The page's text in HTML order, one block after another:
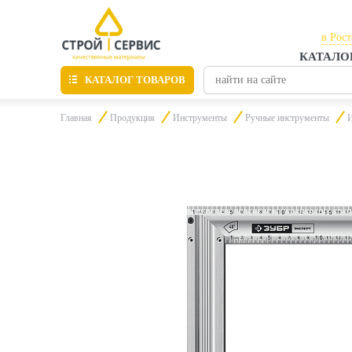
в
в
КАТАЛОГ ТОВАРОВ
Утепление
Главная Продукция Инструменты Ручные инструменты